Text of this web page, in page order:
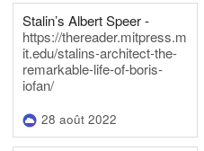
Stalin’s Albert Speer -
https://thereader.mitpress.m
it.edu/stalins-architect-the-
remarkable-life-of-boris-
iofan/
28 août 2022